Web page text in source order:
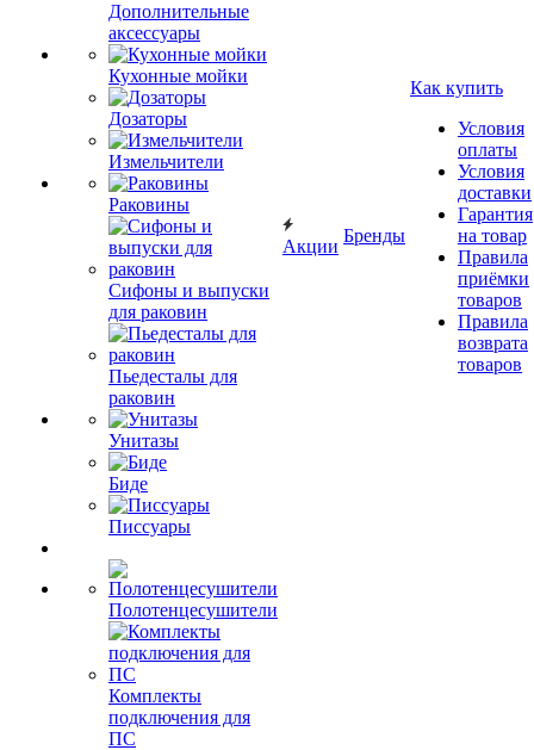
Дополнительные
аксессуары
Кухонные мойки
Дозаторы
Измельчители
Раковины
Сифоны и выпуски
для раковин
Пьедесталы для
раковин
Унитазы
Биде
Писсуары
Полотенцесушители
Комплекты
подключения для
ПС
Акции
Бренды
Как купить
Условия
оплаты
Условия
доставки
Гарантия
на товар
Правила
приёмки
товаров
Правила
возврата
товаров